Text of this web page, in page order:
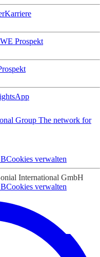
Karriere
Prospekt
App
Group The network for
Cookies verwalten
International GmbH
Cookies verwalten